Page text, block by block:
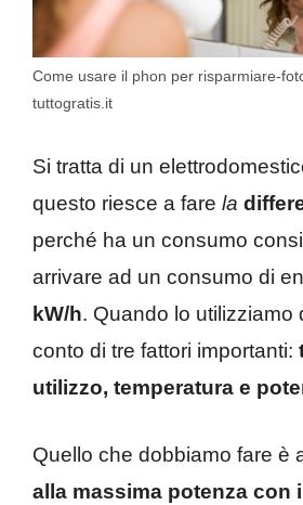
Come usare il phon per risparmiare-
tuttogratis.it
Si tratta di un
questo riesce a fare la
perché ha un consumo
arrivare ad un consumo di
kW/h. Quando lo utilizziamo
conto di tre fattori importanti:
utilizzo, temperatura e
Quello che dobbiamo fare è
alla massima potenza con